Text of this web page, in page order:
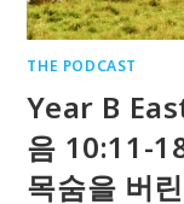
THE PODCAST
Year B
음 10:11-
목숨을 버